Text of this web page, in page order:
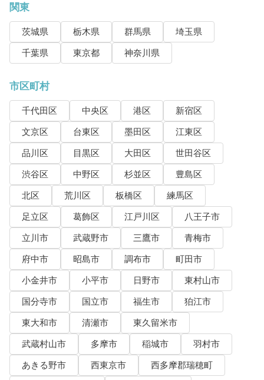
関東
茨城県 栃木県 群馬県
埼玉県
千葉県
東京都 神奈川県
市区町村
千代田区 中央区 港区
新宿区
文京区
台東区 墨田区
江東区
品川区
目黒区 大田区
世田谷区
渋谷区
中野区 杉並区
豊島区
北区
荒川区 板橋区
練馬区
足立区
葛飾区 江戸川区
八王子市
立川市
武蔵野市 三鷹市
青梅市
府中市
昭島市 調布市
町田市
小金井市
小平市 日野市
東村山市
国分寺市
国立市 福生市
狛江市
東大和市
清瀬市
東久留米市
武蔵村山市
多摩市 稲城市
羽村市
あきる野市
西東京市
西多摩郡瑞穂町